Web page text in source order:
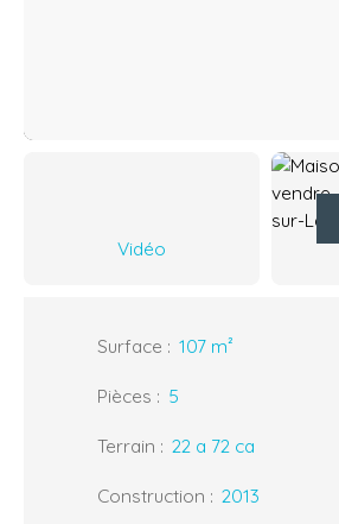
Vidéo
Surface : 107 m²
Pièces : 5
Terrain : 22 a 72 ca
Construction : 2013